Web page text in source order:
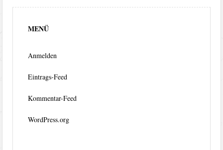
MENÜ
Anmelden
Eintrags-Feed
Kommentar-Feed
WordPress.org